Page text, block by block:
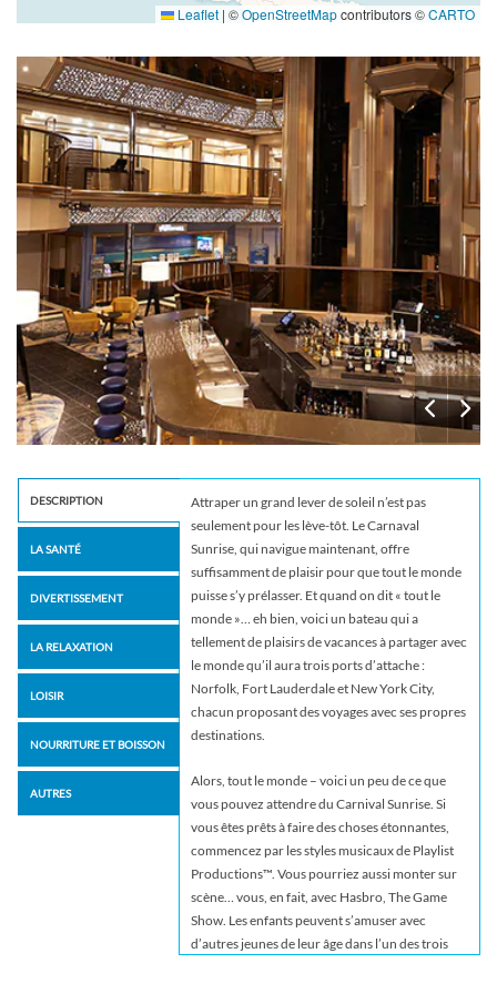
Leaflet | ©OpenStreetMapcontributors ©CARTO
La Table du Chef
DESCRIPTION
LA SANTÉ
DIVERTISSEMENT
LA RELAXATION
LOISIR
NOURRITURE ET BOISSON
AUTRES
Attraper un grand lever de soleil n’est pas
seulement pour les lève-tôt. Le Carnaval
Sunrise, qui navigue maintenant, offre
suffisamment de plaisir pour que tout le monde
puisse s’y prélasser. Et quand on dit « tout le
monde »… eh bien, voici un bateau qui a
tellement de plaisirs de vacances à partager avec
le monde qu’il aura trois ports d’attache :
Norfolk, Fort Lauderdale et New York City,
chacun proposant des voyages avec ses propres
destinations.
Alors, tout le monde – voici un peu de ce que
vous pouvez attendre du Carnival Sunrise. Si
vous êtes prêts à faire des choses étonnantes,
commencez par les styles musicaux de Playlist
Productions™. Vous pourriez aussi monter sur
scène… vous, en fait, avec Hasbro, The Game
Show. Les enfants peuvent s’amuser avec
d’autres jeunes de leur âge dans l’un des trois